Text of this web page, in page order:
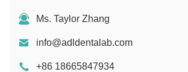
Ms. Taylor Zhang
info@adldentalab.com
+86 18665847934